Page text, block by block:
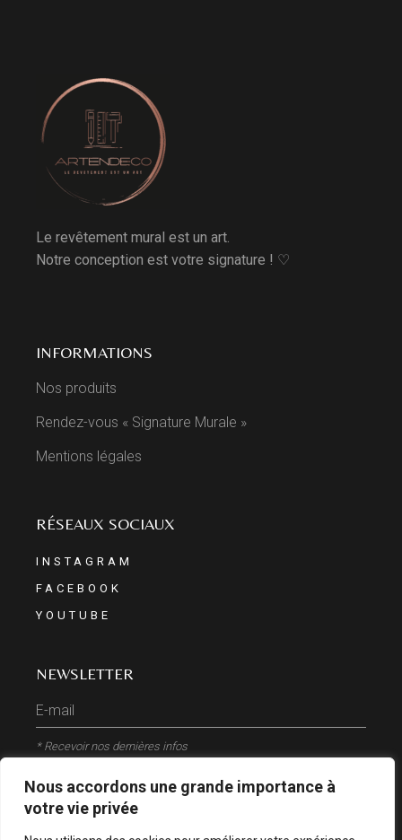
Nous accordons une grande importance à
votre vie privée
Le revêtement mural est un art.
Notre conception est votre signature ! ♡
INFORMATIONS
Nos produits
Rendez-vous « Signature Murale »
Mentions légales
RÉSEAUX SOCIAUX
INSTAGRAM
FACEBOOK
YOUTUBE
NEWSLETTER
* Recevoir nos dernières infos
ENVOYER